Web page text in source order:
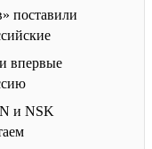
поставили
впервые
и NSK